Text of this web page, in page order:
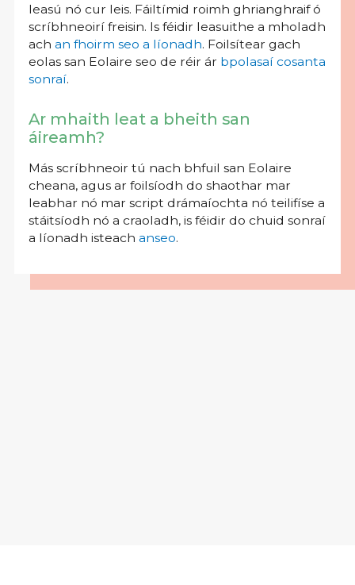
leasú nó cur leis. Fáiltímid roimh ghrianghraif ó
scríbhneoirí freisin. Is féidir leasuithe a mholadh
ach an fhoirm seo a líonadh. Foilsítear gach
eolas san Eolaire seo de réir ár bpolasaí cosanta
sonraí.
Ar mhaith leat a bheith san
áireamh?
Más scríbhneoir tú nach bhfuil san Eolaire
cheana, agus ar foilsíodh do shaothar mar
leabhar nó mar script drámaíochta nó teilifíse a
stáitsíodh nó a craoladh, is féidir do chuid sonraí
a líonadh isteach anseo.